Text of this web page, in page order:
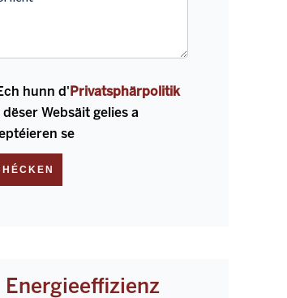
hunn d' Privatsphärpolitik
dëser Websäit gelies a
se
Energieeffizienz